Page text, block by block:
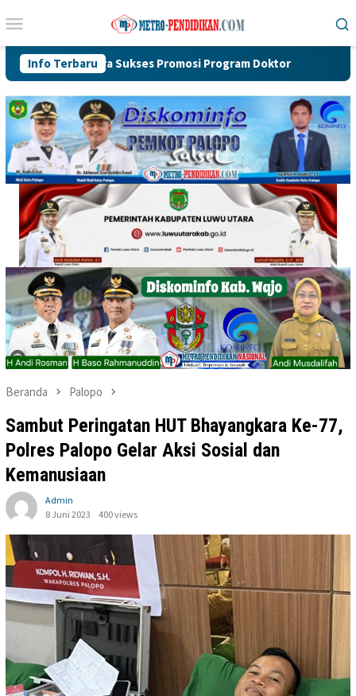
ke
Mobile
Info Terbaru
Sukses Promosi Program Doktor Perkuat
Beranda Palopo
Sambut Peringatan HUT Bhayangkara Ke-77,
Polres Palopo Gelar Aksi Sosial dan
Kemanusiaan
Admin
8 Juni 2023
400 views